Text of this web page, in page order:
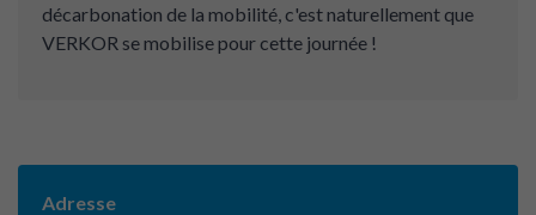
décarbonation de la mobilité, c'est naturellement que
VERKOR se mobilise pour cette journée !
Adresse